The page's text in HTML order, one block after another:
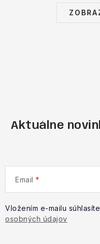
Aktuálne
Email
Vložením e-mailu
osobných údajov